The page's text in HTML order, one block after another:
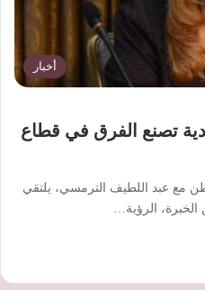
أخبار
تصنع الفرق في قطاع
مع عبد اللطيف الترمسي، يلتقي
الخبرة، الرؤية…